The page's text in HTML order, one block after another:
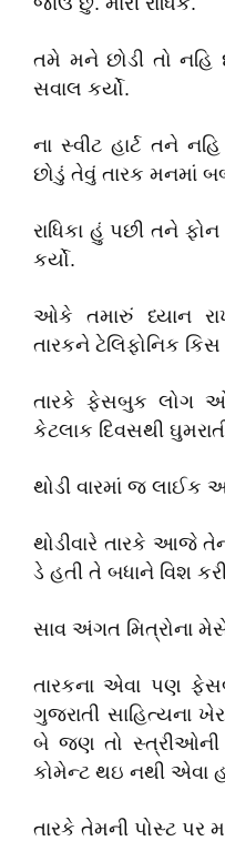
તમે મને છોડી તો નહિ
સવાલ કર્યો.
ના સ્વીટ હાર્ટ તને
છોડું તેવું તારક મનમાં
રાધિકા હું પછી તને
કર્યો.
ઓકે તમારું ધ્યાન
તારકને ટેલિફોનિક
તારકે ફેસબુક લોગ
કેટલાક દિવસથી
થોડી વારમાં જ લાઈક
થોડીવારે તારકે આજે
ડે હતી તે બધાને વિશ
સાવ અંગત મિત્રોના
તારકના એવા પણ
ગુજરાતી સાહિત્યના
બે જણ તો સ્ત્રીઓની
કોમેન્ટ થઇ નથી એવા
તારકે તેમની પોસ્ટ પર